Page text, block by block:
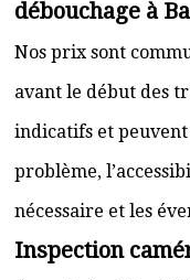
débouchage à
Nos prix sont
avant le début des
indicatifs et
problème,
nécessaire et les
Inspection